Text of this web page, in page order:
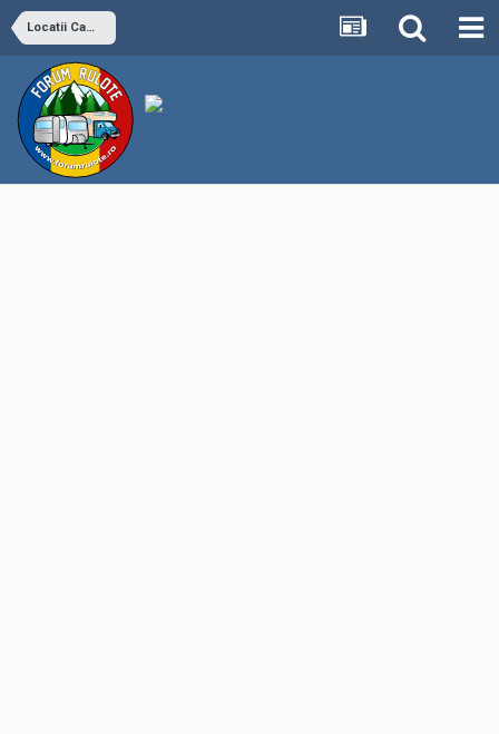
Locatii Camping si Off camping